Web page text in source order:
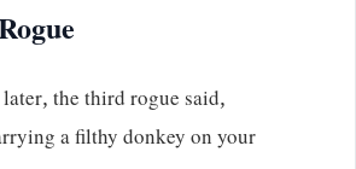
the third rogue said,
a filthy donkey on your